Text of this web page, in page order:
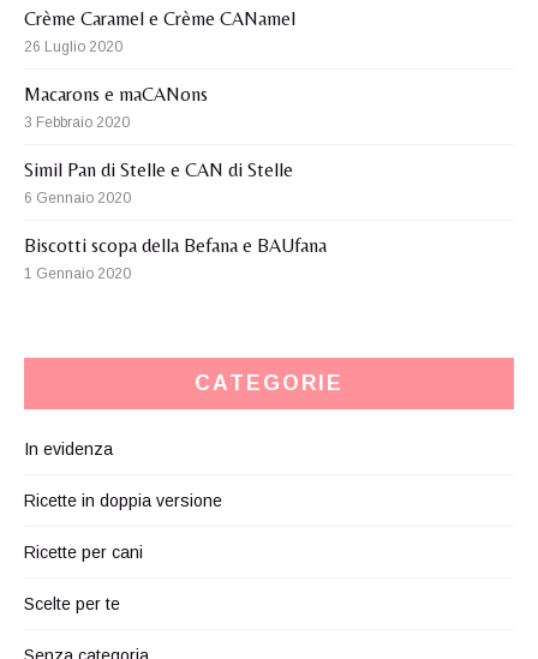
Crème Caramel e Crème CANamel
26 Luglio 2020
Macarons e maCANons
3 Febbraio 2020
Simil Pan di Stelle e CAN di Stelle
6 Gennaio 2020
Biscotti scopa della Befana e BAUfana
1 Gennaio 2020
CATEGORIE
In evidenza
Ricette in doppia versione
Ricette per cani
Scelte per te